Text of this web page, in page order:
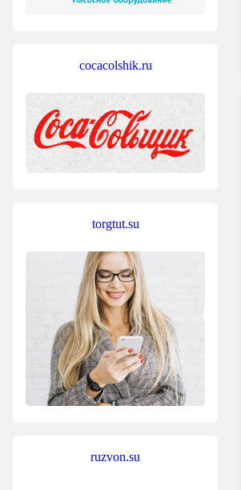
cocacolshik.ru
torgtut.su
ruzvon.su